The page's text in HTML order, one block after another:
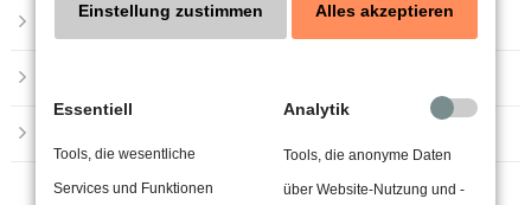
24h
We offer support for our customers
Mon - Fri 8:00am - 5:00pm
(GMT +1)
Impressum
Einstellung zustimmen Alles akzeptieren
Essentiell
Tools, die wesentliche
Services und Funktionen
Analytik
Tools, die anonyme Daten
über Website-Nutzung und -